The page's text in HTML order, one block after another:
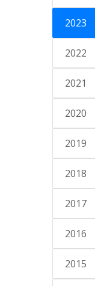
2023
2022
2021
2020
2019
2018
2017
2016
2015